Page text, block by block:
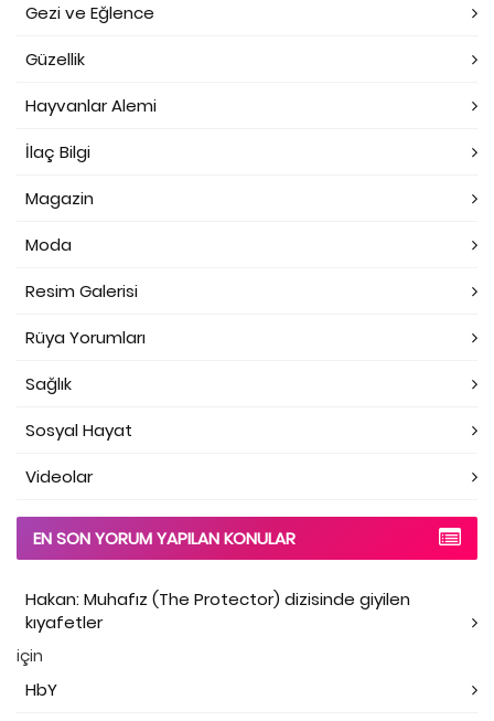
Gezi ve Eğlence
Güzellik
Hayvanlar Alemi
İlaç Bilgi
Magazin
Moda
Resim Galerisi
Rüya Yorumları
Sağlık
Sosyal Hayat
Videolar
EN SON YORUM YAPILAN KONULAR
Hakan: Muhafız (The Protector) dizisinde giyilen
kıyafetler
için
HbY